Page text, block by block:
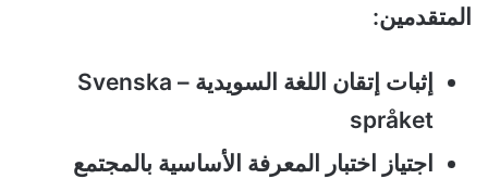
المتقدمين:
إثبات إتقان اللغة السويدية – Svenska
språket
اجتياز اختبار المعرفة الأساسية بالمجتمع